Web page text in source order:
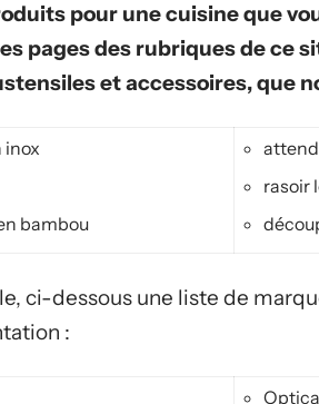
pour une cuisine que
pages des rubriques de ce
et accessoires, que
inox
bambou
rasoir
ci-dessous une liste de
:
Optica